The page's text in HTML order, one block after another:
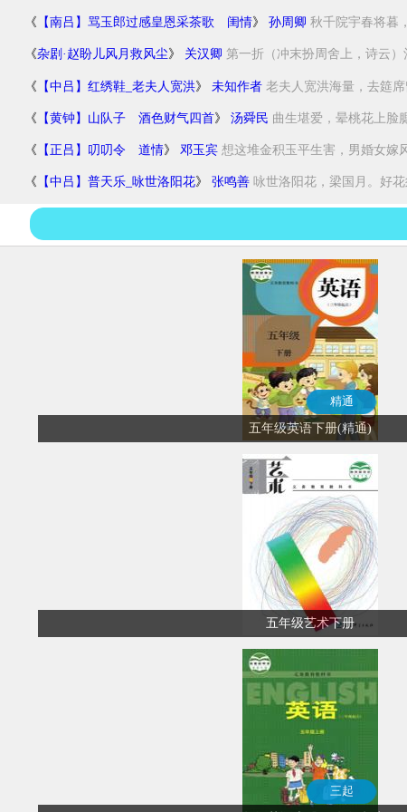
《 【南吕】骂玉郎过感皇恩采茶歌 闺情》 孙周卿 秋千院宇春将暮
《杂剧·赵盼儿风月救风尘》 关汉卿 第一折（冲末扮周舍上，诗云）
《 【中吕】红绣鞋_老夫人宽洪》 未知作者 老夫人宽洪海量，去筵席
《 【黄钟】山队子 酒色财气四首》 汤舜民 曲生堪爱，晕桃花上脸
《 【正吕】叨叨令 道情》 邓玉宾 想这堆金积玉平生害，男婚女嫁
《 【中吕】普天乐_咏世洛阳花》 张鸣善 咏世洛阳花，梁国月。好
精通
五年级英语下册(精通)
五年级艺术下册
三起